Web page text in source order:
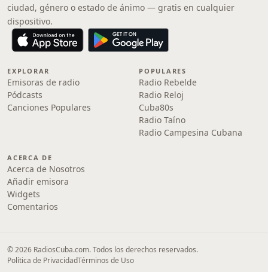
ciudad, género o estado de ánimo — gratis en cualquier
dispositivo.
EXPLORAR
Emisoras de radio
Pódcasts
Canciones Populares
POPULARES
Radio Rebelde
Radio Reloj
Cuba80s
Radio Taíno
Radio Campesina Cubana
ACERCA DE
Acerca de Nosotros
Añadir emisora
Widgets
Comentarios
© 2026 RadiosCuba.com. Todos los derechos reservados.
Política de PrivacidadTérminos de Uso